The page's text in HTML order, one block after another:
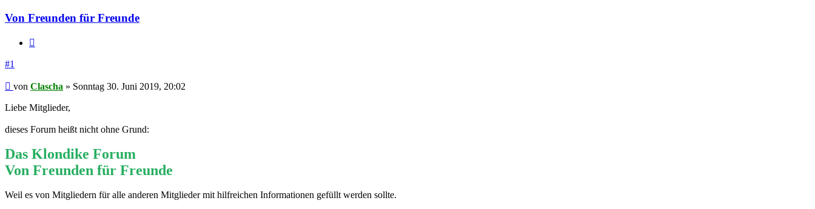
Von Freunden für Freunde
#1
Beitrag
von Clascha » Sonntag 30. Juni 2019, 20:02
Liebe Mitglieder,
dieses Forum heißt nicht ohne Grund:
Das Klondike Forum
Von Freunden für Freunde
Weil es von Mitgliedern für alle anderen Mitglieder mit hilfreichen Informationen gefüllt werden sollte.